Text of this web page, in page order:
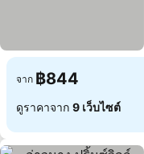
จาก ฿844
ดูราคาจาก 9 เว็บไซต์